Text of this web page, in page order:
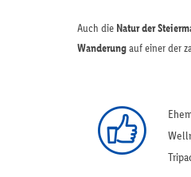
Auch die Natur der
Wanderungauf einer der